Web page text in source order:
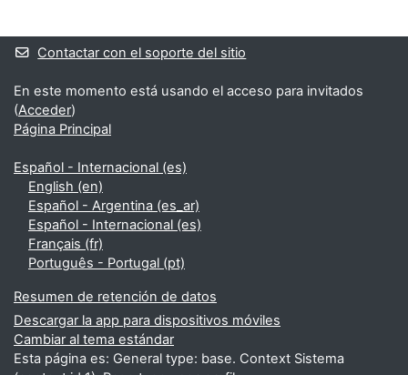
Bloques suplementarios
Contactar con el soporte del sitio
En este momento está usando el acceso para invitados
(Acceder)
Página Principal
Español - Internacional ‎(es)‎
English ‎(en)‎
Español - Argentina ‎(es_ar)‎
Español - Internacional ‎(es)‎
Français ‎(fr)‎
Português - Portugal ‎(pt)‎
Resumen de retención de datos
Descargar la app para dispositivos móviles
Cambiar al tema estándar
Esta página es: General type: base. Context Sistema